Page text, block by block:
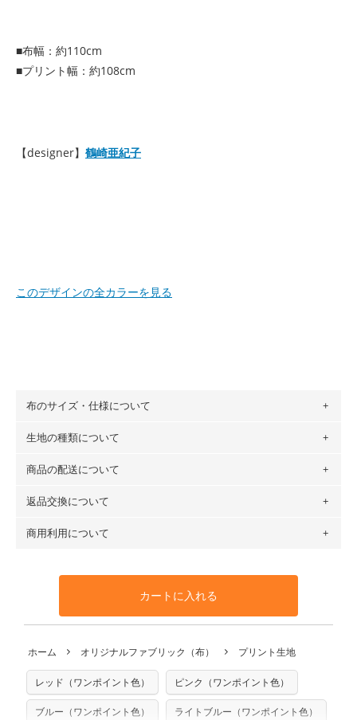
■布幅：約110cm
■プリント幅：約108cm
【designer】 鶴崎亜紀子
このデザインの全カラーを見る
布のサイズ・仕様について
布の長さは50cm単位での販売になります。
場合 → 購入数量「7」
※カットを希望の方は備考欄に「50cmずつカット希望」など
ご記載ください（50cm単位でのカットのみ）
プリント布の仕様について もっと詳しく見る
生地の種類について
・現在、すべてのデザインのプリントに使用している生地は
ットン（ダブルガーゼ）・100％コットン（ローン）・コッ
トンリネン（ビエラ織）・100％コットン（ツイル）・
100％コットン（キャンバス・11号帆布）です。
生地見本サンプル（無料）を購入する
商品の配送について
・ネコポスでの配送は、布は2mまで型紙は2個までとなりま
も送料の表示が600円となり宅急便での配送となります。
となります。
※万が一、検品時に不備が見つかった場合は、4～5営業日後
※土日祝は営業日に含まれません。
※配送日のご指定は承れません。出来上がり次第、順次発送
返品交換について
・布はご注文後に注文数量のみをプリントするため、
購入後
や用尺をお間違えのないようお願いします。思っていた色味
と違う、などの理由での返品は承れません。予めご了承くだ
商用利用について
利用いただけます。「nunocoto fabric使用」といった記載
も不要です。（製品化した際に起こる全ての問題、クレーム
いませんのでご了承ください）
※有料型紙（ホームソーイング型紙シリーズ）および柄がえ
らべるキットに付属された型紙は商用利用できませんのでご
注意ください。型紙自体の転用・販売および型紙を使用して
カートに入れる
ホーム オリジナルファブリック（布） プリント生地
レッド（ワンポイント色） ピンク（ワンポイント色）
ブルー（ワンポイント色） ライトブルー（ワンポイント色）